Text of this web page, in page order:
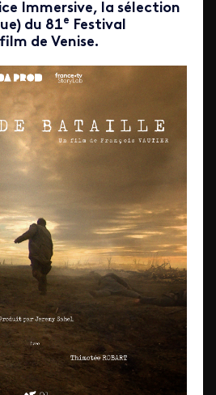
Immersive, la sélection
du 81e Festival
de Venise.